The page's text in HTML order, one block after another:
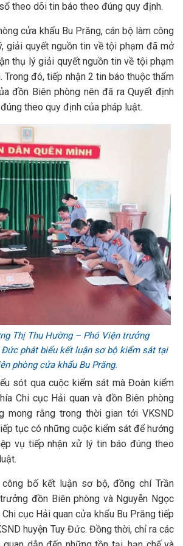
theo dõi tin báo theo đúng quy định.
cửa khẩu Bu Prăng, cán bộ làm công
giải quyết nguồn tin về tội phạm đã mở
thụ lý giải quyết nguồn tin về tội phạm
Trong đó, tiếp nhận 2 tin báo thuộc thẩm
đồn Biên phòng nên đã ra Quyết định
theo quy định của pháp luật.
Thị Thu Hường – Phó Viện trưởng
Đức phát biểu kết luận sơ bộ kiểm sát tại
phòng cửa khẩu Bu Prăng.
sót qua cuộc kiểm sát mà Đoàn kiểm
Chi cục Hải quan và đồn Biên phòng
mong rằng trong thời gian tới VKSND
tục có những cuộc kiểm sát để hướng
vụ tiếp nhận xử lý tin báo đúng theo
bố kết luận sơ bộ, đồng chí Trần
đồn Biên phòng và Nguyễn Ngọc
cục Hải quan cửa khẩu Bu Prăng tiếp
huyện Tuy Đức. Đồng thời, chỉ ra các